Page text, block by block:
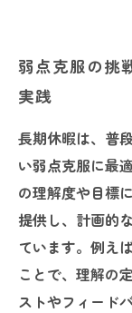
習の総まと
あった学
これから
の賢い勉強
弱点克服の挑
実践
長期休暇は、普
い弱点克服に最
の理解度や目標
提供し、計画的
ています。例え
ことで、理解の
ストやフィード